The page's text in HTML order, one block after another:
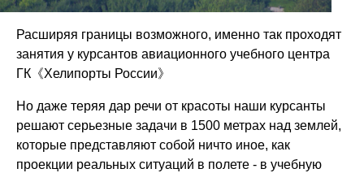
Расширяя границы возможного, именно так проходят
занятия у курсантов авиационного учебного центра
ГК《Хелипорты России》
Но даже теряя дар речи от красоты наши курсанты
решают серьезные задачи в 1500 метрах над землей,
которые представляют собой ничто иное, как
проекции реальных ситуаций в полете - в учебную